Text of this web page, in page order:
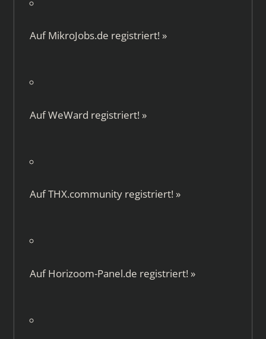
AufMikroJobs.de registriert! »
AufWeWard registriert! »
AufTHX.communityregistriert! »
AufHorizoom-Panel.de registriert! »